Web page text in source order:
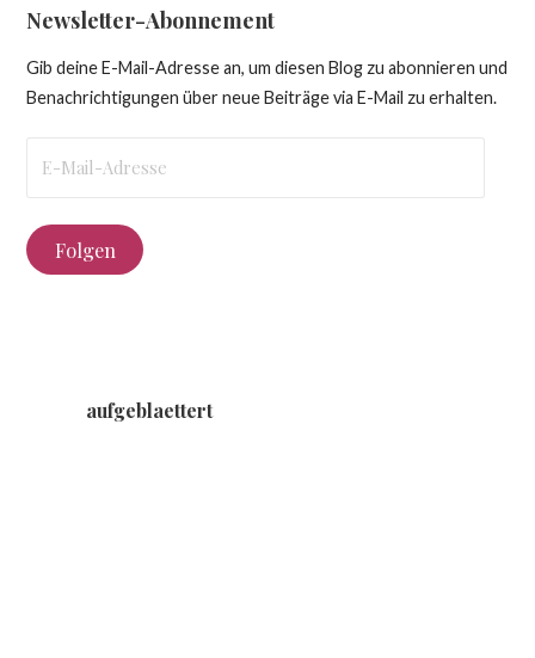
Newsletter-Abonnement
Gib deine E-Mail-Adresse an, um diesen Blog zu abonnieren und
Benachrichtigungen über neue Beiträge via E-Mail zu erhalten.
Mail-
Folgen
aufgeblaettert